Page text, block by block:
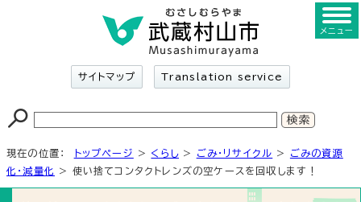
サイトマップ Translation service
メニュー
現在の位置： トップページ > くらし > ごみ・リサイクル > ごみの資源
化・減量化
> 使い捨てコンタクトレンズの空ケースを回収します！